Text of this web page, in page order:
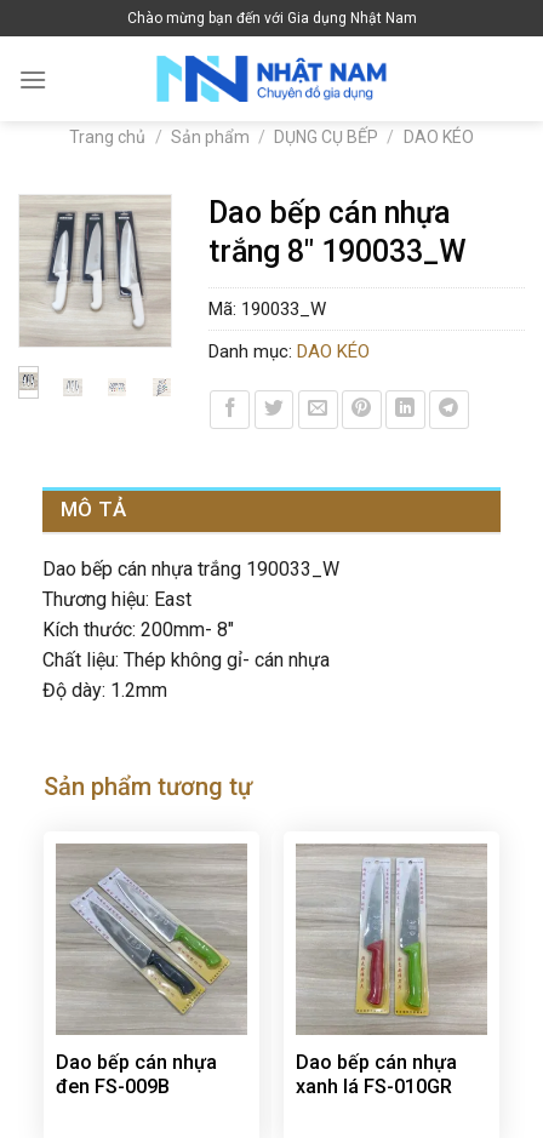
to
content
Chào mừng bạn đến với Gia dụng Nhật Nam
Trang chủ / Sản phẩm / DỤNG CỤ BẾP / DAO KÉO
Dao bếp cán nhựa
trắng 8″ 190033_W
Mã: 190033_W
Danh mục: DAO KÉO
MÔ TẢ
Dao bếp cán nhựa trắng 190033_W
Thương hiệu: East
Kích thước: 200mm- 8″
Chất liệu: Thép không gỉ- cán nhựa
Độ dày: 1.2mm
Sản phẩm tương tự
Dao bếp cán nhựa
đen FS-009B
Dao bếp cán nhựa
xanh lá FS-010GR